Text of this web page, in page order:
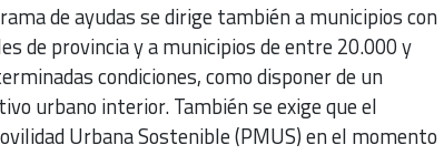
de ayudas se dirige también a municipios con
de provincia y a municipios de entre 20.000 y
condiciones, como disponer de un
urbano interior. También se exige que el
Urbana Sostenible (PMUS) en el momento